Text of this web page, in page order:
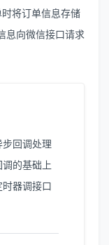
将订单信息存储
息向微信接口请求
回调处理
的基础上
器调接口